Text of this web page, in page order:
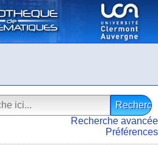
Recherche avancée
Préférences